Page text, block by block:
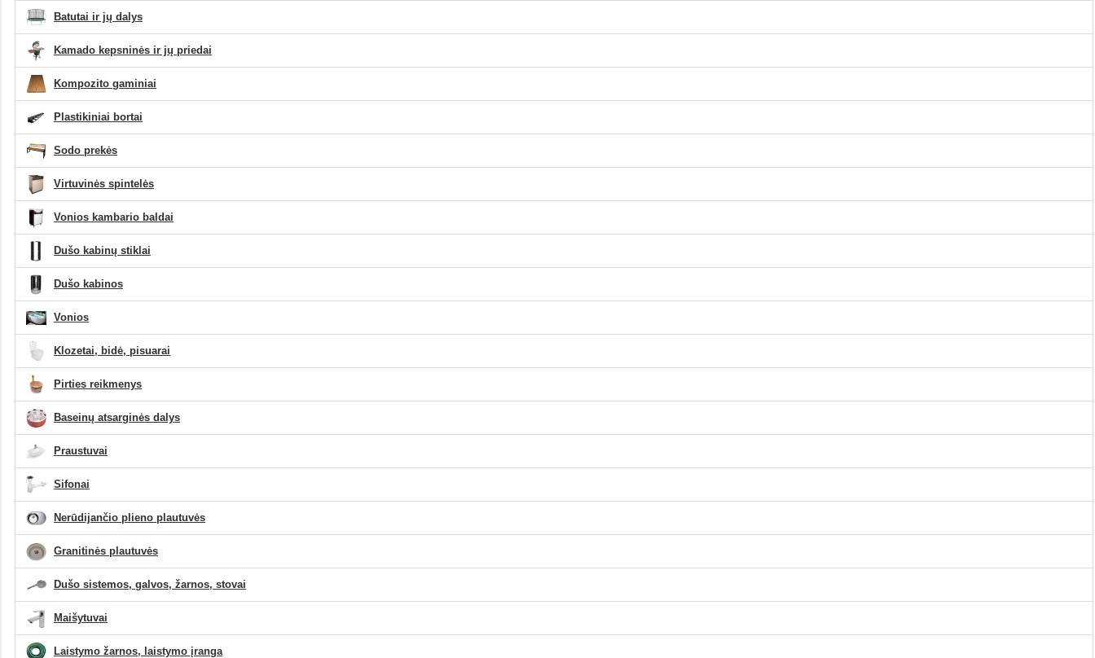
Batutai ir jų dalys
Kamado kepsninės ir jų priedai
Kompozito gaminiai
Plastikiniai bortai
Sodo prekės
Virtuvinės spintelės
Vonios kambario baldai
Dušo kabinų stiklai
Dušo kabinos
Vonios
Klozetai, bidė, pisuarai
Pirties reikmenys
Baseinų atsarginės dalys
Praustuvai
Sifonai
Nerūdijančio plieno plautuvės
Granitinės plautuvės
Dušo sistemos, galvos, žarnos, stovai
Maišytuvai
Laistymo žarnos, laistymo įranga